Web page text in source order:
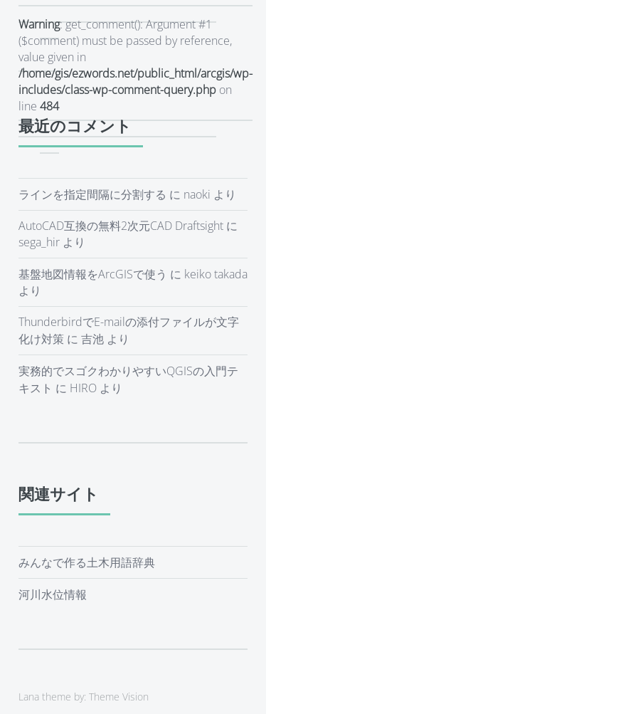
Warning: get_comment(): Argument #1
($comment) must be passed by reference,
value given in
/home/gis/ezwords.net/public_html/arcgis/wp-
includes/class-wp-comment-query.php on
line 484
最近のコメント
ラインを指定間隔に分割する に naoki より
AutoCAD互換の無料2次元CAD Draftsight に
sega_hir より
基盤地図情報をArcGISで使う に keiko takada
より
ThunderbirdでE-mailの添付ファイルが文字
化け対策 に 吉池 より
実務的でスゴクわかりやすいQGISの入門テ
キスト に HIRO より
関連サイト
みんなで作る土木用語辞典
河川水位情報
Lana theme by: Theme Vision